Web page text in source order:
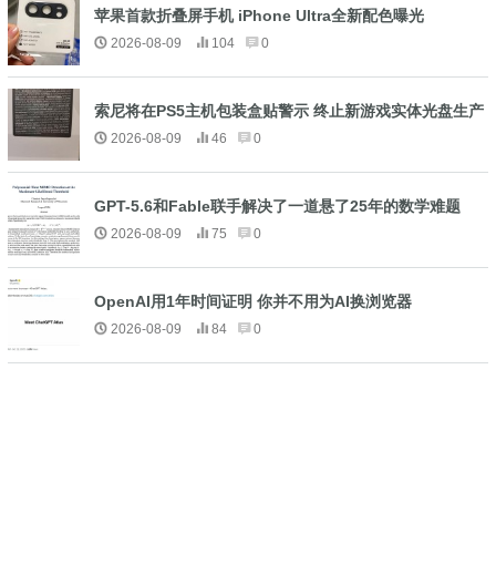
苹果首款折叠屏手机 iPhone Ultra全新配色曝光
2026-08-09 104 0
索尼将在PS5主机包装盒贴警示 终止新游戏实体光盘生产
2026-08-09 46 0
GPT-5.6和Fable联手解决了一道悬了25年的数学难题
2026-08-09 75 0
OpenAI用1年时间证明 你并不用为AI换浏览器
2026-08-09 84 0